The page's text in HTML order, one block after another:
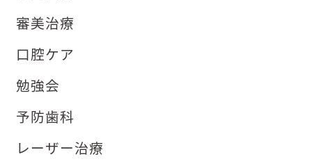
審美治療
口腔ケア
勉強会
予防歯科
レーザー治療